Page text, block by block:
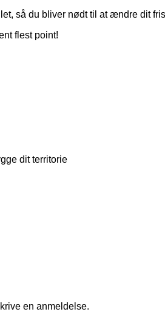
så du bliver nødt til at ændre dit
flest point!
dit territorie
en anmeldelse.